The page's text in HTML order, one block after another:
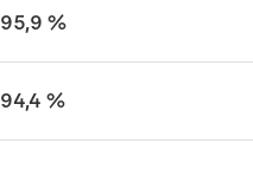
95,9 %
94,4 %